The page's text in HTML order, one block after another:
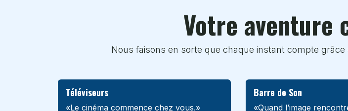
Votre aventure
Nous faisons en sorte que chaque instant compte
Téléviseurs
«Le cinéma commence chez vous.»
Barre de Son
«Quand l’image